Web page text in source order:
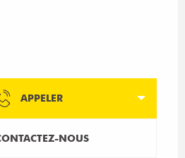
APPELER
NOUS